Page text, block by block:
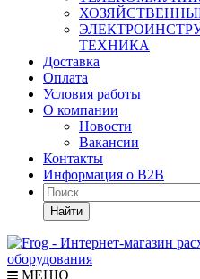
ТЕХНИКА
Доставка
Оплата
Условия работы
О компании
Новости
Вакансии
Контакты
Информация о B2B
Найти
МЕНЮ